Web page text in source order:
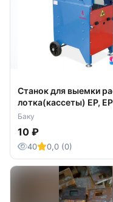
Станок для выемки
лотка(кассеты) EP,
URBINATI
Баку
10 ₽
40 0,0 (0)